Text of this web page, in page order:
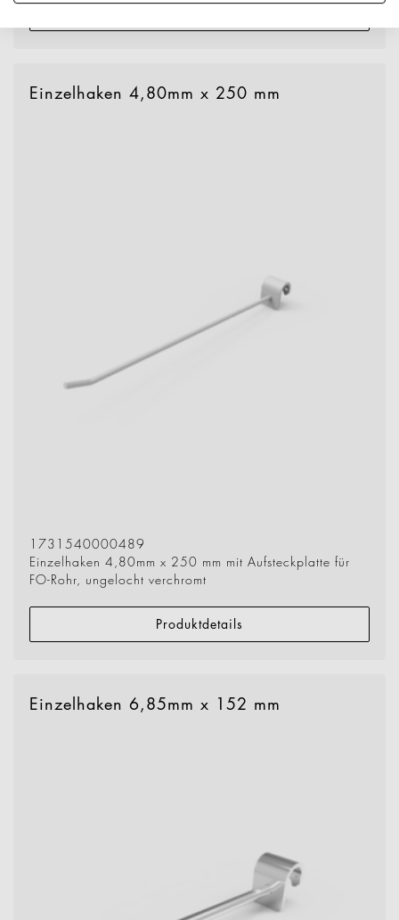
Einzelhaken 4,80mm x 250 mm
1731540000489
Einzelhaken 4,80mm x 250 mm mit Aufsteckplatte für
FO-Rohr, ungelocht verchromt
Produktdetails
Einzelhaken 6,85mm x 152 mm